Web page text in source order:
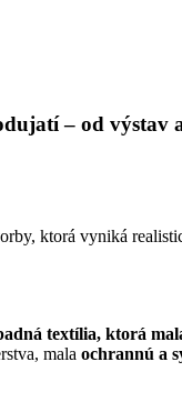
– od výstav
ktorá vyniká
textília, ktorá
mala ochrannú a